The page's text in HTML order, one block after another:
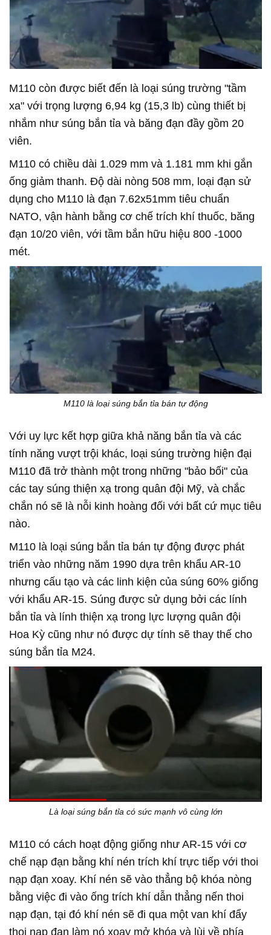
M110 còn được biết đến là loại súng trường "tầm
xa" với trọng lượng 6,94 kg (15,3 lb) cùng thiết bị
nhắm như súng bắn tỉa và băng đạn đầy gồm 20
viên.
M110 có chiều dài 1.029 mm và 1.181 mm khi gắn
ống giảm thanh. Độ dài nòng 508 mm, loại đạn sử
dụng cho M110 là đạn 7.62x51mm tiêu chuẩn
NATO, vận hành bằng cơ chế trích khí thuốc, băng
đạn 10/20 viên, với tầm bắn hữu hiệu 800 -1000
mét.
M110 là loại súng bắn tỉa bán tự động
Với uy lực kết hợp giữa khả năng bắn tỉa và các
tính năng vượt trội khác, loại súng trường hiện đại
M110 đã trở thành một trong những "bảo bối" của
các tay súng thiện xạ trong quân đội Mỹ, và chắc
chắn nó sẽ là nỗi kinh hoàng đối với bất cứ mục tiêu
nào.
M110 là loại súng bắn tỉa bán tự động được phát
triển vào những năm 1990 dựa trên khẩu AR-10
nhưng cấu tạo và các linh kiện của súng 60% giống
với khẩu AR-15. Súng được sử dụng bởi các lính
bắn tỉa và lính thiện xạ trong lực lượng quân đội
Hoa Kỳ cũng như nó được dự tính sẽ thay thế cho
súng bắn tỉa M24.
Là loại súng bắn tỉa có sức mạnh vô cùng lớn
M110 có cách hoạt động giống như AR-15 với cơ
chế nạp đạn bằng khí nén trích khí trực tiếp với thoi
nạp đạn xoay. Khí nén sẽ vào thẳng bộ khóa nòng
bằng việc đi vào ống trích khí dẫn thẳng nến thoi
nạp đạn, tại đó khí nén sẽ đi qua một van khí đẩy
thoi nạp đạn làm nó xoay mở khóa và lùi về phía